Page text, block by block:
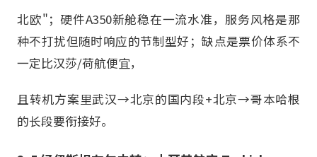
北欧"；硬件A350新舱稳在一流水准，服务风格是那
种不打扰但随时响应的节制型好；缺点是票价体系不
一定比汉莎/荷航便宜，
且转机方案里武汉→北京的国内段+北京→哥本哈根
的长段要衔接好。